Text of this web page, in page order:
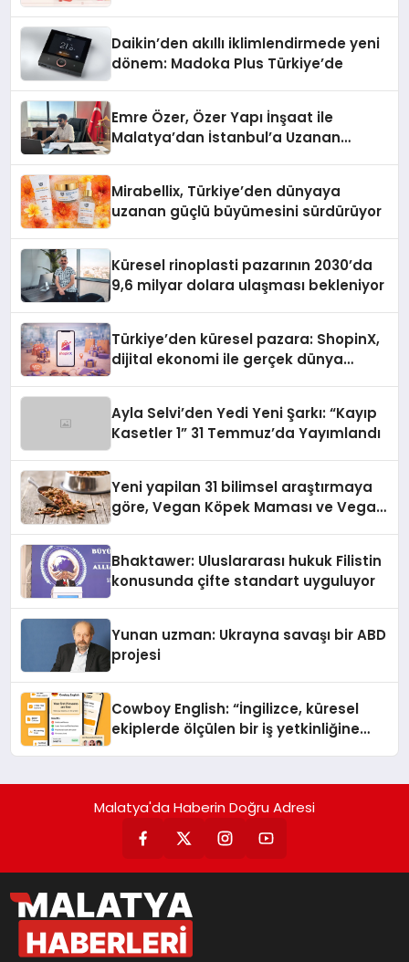
Daikin’den akıllı iklimlendirmede yeni
dönem: Madoka Plus Türkiye’de
Emre Özer, Özer Yapı İnşaat ile
Malatya’dan İstanbul’a Uzanan
Mirabellix, Türkiye’den dünyaya
uzanan güçlü büyümesini sürdürüyor
Küresel rinoplasti pazarının 2030’da
9,6 milyar dolara ulaşması bekleniyor
Türkiye’den küresel pazara: ShopinX,
dijital ekonomi ile gerçek dünya
Ayla Selvi’den Yedi Yeni Şarkı: “Kayıp
Kasetler 1” 31 Temmuz’da Yayımlandı
Yeni yapilan 31 bilimsel araştırmaya
göre, Vegan Köpek Maması ve Vegan
Bhaktawer: Uluslararası hukuk Filistin
konusunda çifte standart uyguluyor
Yunan uzman: Ukrayna savaşı bir ABD
projesi
Cowboy English: “İngilizce, küresel
ekiplerde ölçülen bir iş yetkinliğine
Malatya'da Haberin Doğru Adresi